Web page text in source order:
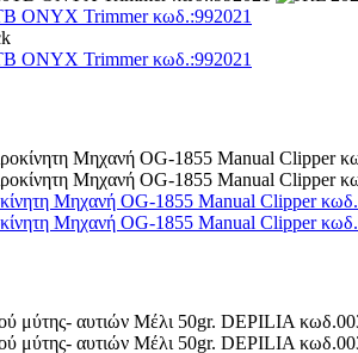
ONYX Trimmer κωδ.:992021
ONYX Trimmer κωδ.:992021
Μηχανή OG-1855 Manual Clipper
Μηχανή OG-1855 Manual Clipper